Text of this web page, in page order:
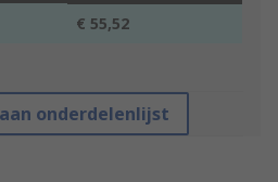
€ 55,52
onderdelenlijst